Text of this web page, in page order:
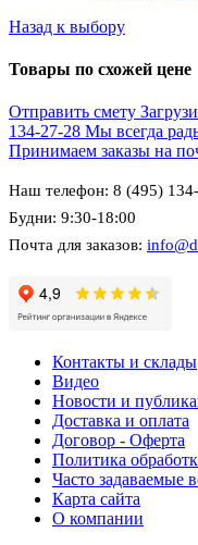
Назад к выбору
Товары по схожей цене
Отправить смету
134-27-28 Мы всегда
Принимаем заказы на
Наш телефон: 8 (495)
Будни: 9:30-18:00
Почта для заказов:
Контакты и склады
Видео
Новости и
Доставка и оплата
Договор - Оферта
Политика
Часто задаваемые
Карта сайта
О компании